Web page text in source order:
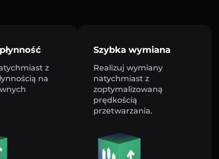
z
na
Szybka wymiana
Realizuj wymiany
natychmiast z
zoptymalizowaną
prędkością
przetwarzania.